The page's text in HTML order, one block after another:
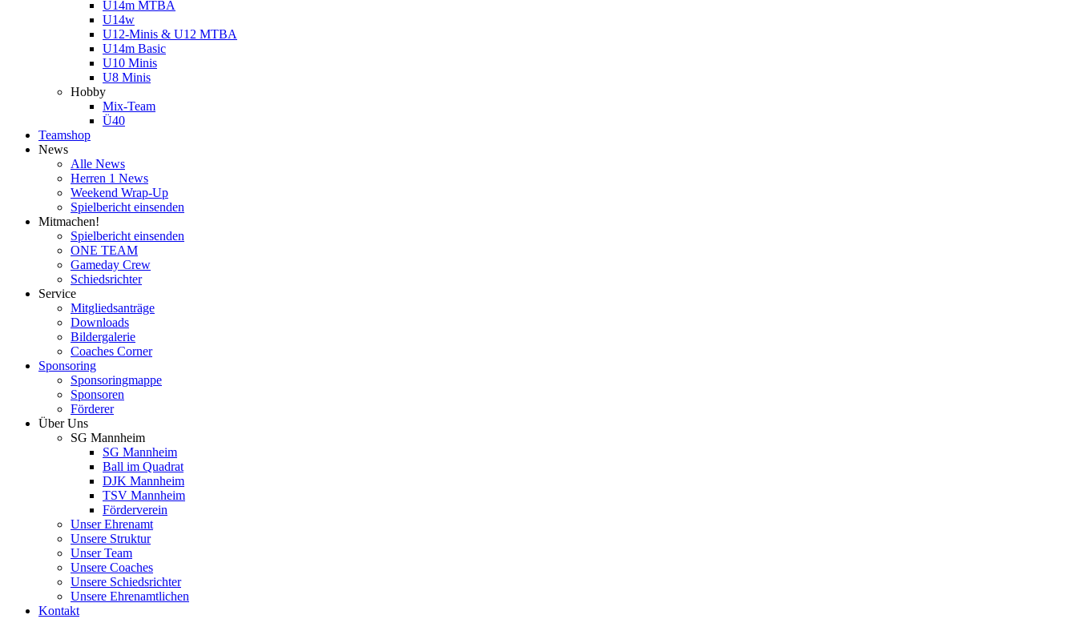
U14m MTBA
U14w
U12-Minis & U12 MTBA
U14m Basic
U10 Minis
U8 Minis
Hobby
Mix-Team
Ü40
Teamshop
News
Alle News
Herren 1 News
Weekend Wrap-Up
Spielbericht einsenden
Mitmachen!
Spielbericht einsenden
ONE TEAM
Gameday Crew
Schiedsrichter
Service
Mitgliedsanträge
Downloads
Bildergalerie
Coaches Corner
Sponsoring
Sponsoringmappe
Sponsoren
Förderer
Über Uns
SG Mannheim
SG Mannheim
Ball im Quadrat
DJK Mannheim
TSV Mannheim
Förderverein
Unser Ehrenamt
Unsere Struktur
Unser Team
Unsere Coaches
Unsere Schiedsrichter
Unsere Ehrenamtlichen
Kontakt